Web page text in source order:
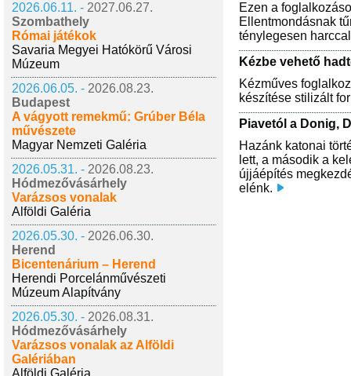
2026.06.11. - 2027.06.27.
Szombathely
Római játékok
Savaria Megyei Hatókörű Városi
Múzeum
2026.06.05. - 2026.08.23.
Budapest
A vágyott remekmű: Grúber Béla
művészete
Magyar Nemzeti Galéria
2026.05.31. - 2026.08.23.
Hódmezővásárhely
Varázsos vonalak
Alföldi Galéria
2026.05.30. - 2026.06.30.
Herend
Bicentenárium – Herend
Herendi Porcelánművészeti
Múzeum Alapítvány
2026.05.30. - 2026.08.31.
Hódmezővásárhely
Varázsos vonalak az Alföldi
Galériában
Alföldi Galéria
Ezen a
Ellentmondásnak
ténylegesen
Kézbe vehető
Kézműves
készítése stilizált
Piavetól a Donig,
Hazánk katonai
lett, a második a
újjáépítés
elénk.